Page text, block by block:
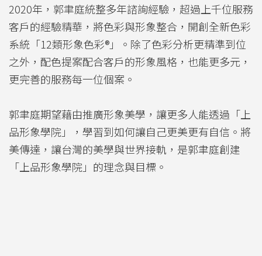
2020年，郭聿庭統整多年諮詢經驗，超過上千位服務
客戶的經驗精華，將色彩與形象整合，開創全新色彩
系統「12類形象色彩®」。除了色彩分析更精準到位
之外，配色提案配合客戶的形象風格，也能更多元，
更完善的服務每一位個案。
郭聿庭期望藉由推廣形象美學，讓更多人能透過「上
品形象學院」，學習到如何讓自己更美更有自信。將
美傳達，讓台灣的美學與世界接軌，是郭聿庭創建
「上品形象學院」的理念與目標。